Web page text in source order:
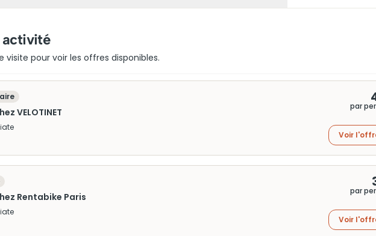
activité
visite pour voir les offres disponibles.
VELOTINET
par
Voir
Rentabike Paris
par
Voir